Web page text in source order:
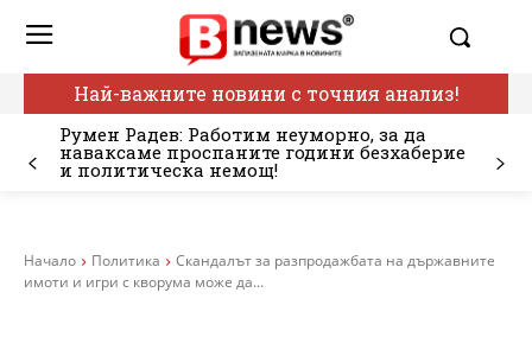
Най-важните новини с точния анализ!
Румен Радев: Работим неуморно, за да
наваксаме проспаните години безхаберие
и политическа немощ!
Начало Политика
Скандалът за разпродажбата на държавните
имоти и игри с кворума може да...